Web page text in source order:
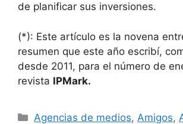
de planificar sus inversiones.
(*): Este artículo es la novena
resumen que este año escribí,
desde 2011, para el número de
revista IPMark.
Categorías
Agencias de medios, Amigos,